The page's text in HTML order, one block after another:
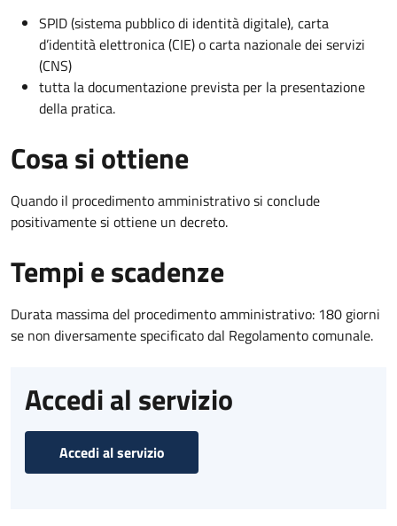
SPID (sistema pubblico di identità digitale), carta
d’identità elettronica (CIE) o carta nazionale dei servizi
(CNS)
tutta la documentazione prevista per la presentazione
della pratica.
Cosa si ottiene
Quando il procedimento amministrativo si conclude
positivamente si ottiene un decreto.
Tempi e scadenze
Durata massima del procedimento amministrativo: 180 giorni
se non diversamente specificato dal Regolamento comunale.
Accedi al servizio
Accedi al servizio